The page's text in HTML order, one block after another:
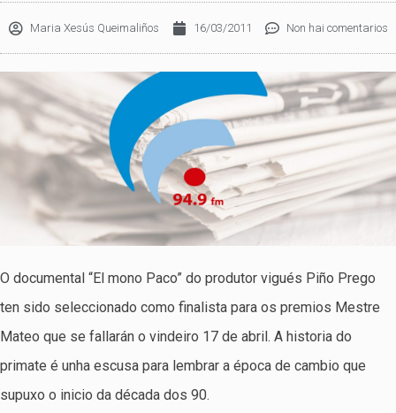
Maria Xesús Queimaliños 16/03/2011 Non hai comentarios
O documental “El mono Paco” do produtor vigués Piño Prego
ten sido seleccionado como finalista para os premios Mestre
Mateo que se fallarán o vindeiro 17 de abril. A historia do
primate é unha escusa para lembrar a época de cambio que
supuxo o inicio da década dos 90.